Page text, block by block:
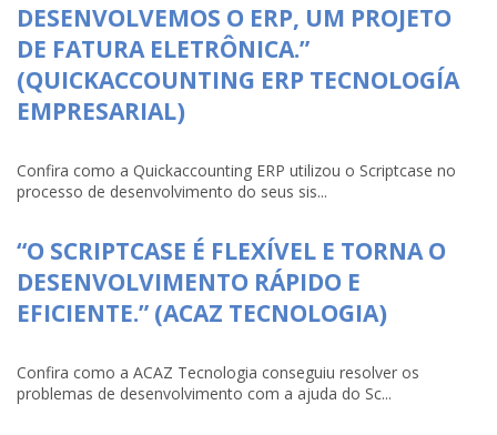
DESENVOLVEMOS O ERP, UM PROJETO
DE FATURA ELETRÔNICA.”
(QUICKACCOUNTING ERP TECNOLOGÍA
EMPRESARIAL)
Confira como a Quickaccounting ERP utilizou o Scriptcase no
processo de desenvolvimento do seus sis...
“O SCRIPTCASE É FLEXÍVEL E TORNA O
DESENVOLVIMENTO RÁPIDO E
EFICIENTE.” (ACAZ TECNOLOGIA)
Confira como a ACAZ Tecnologia conseguiu resolver os
problemas de desenvolvimento com a ajuda do Sc...